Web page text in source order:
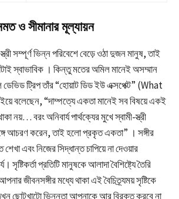
ও সীমানার মূল্যায়ন
সম্পূর্ণ ভিন্ন পরিবেশে বেড়ে ওঠা দুজন মানুষ, তাই
স্বাভাবিক । কিন্তু মতের অমিল মানেই অসম্মান
ট্রিপ তাঁর “হোয়াট ডিড ইউ এক্সপেক্ট” (What
বলেছেন, “দাম্পত্যে একতা মানেই সব বিষয়ে একই
নয়… বরং অনিবার্য পার্থক্যের মুখে স্বামী-স্ত্রী
আচরণ করেন, তাই হলো প্রকৃত একতা” । সঙ্গীর
এবং নিজের সিদ্ধান্ত চাপিয়ে না দেওয়ার
সৃষ্টিকর্তা প্রতিটি মানুষকে আলাদা বৈশিষ্ট্যে তৈরি
জীবনসঙ্গীর মধ্যে থাকা এই বৈচিত্র্যময় সৃষ্টিকে
ছোটখাটো ভিন্নতা আপনাকে আর বিরক্ত করবে না